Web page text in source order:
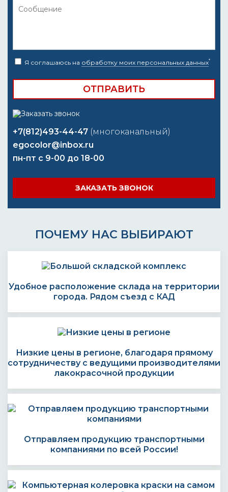
Я соглашаюсь на обработку моих персональных данных*
+7(812)493-44-47 (многоканальный)
egocolor@inbox.ru
пн-пт с 9-00 до 18-00
ЗАКАЗАТЬ ЗВОНОК
ПОЧЕМУ НАС ВЫБИРАЮТ
Удобное расположение склада на территории
города. Рядом съезд с КАД
Низкие цены в регионе, благодаря прямому
сотрудничеству с ведущими производителями
лакокрасочной продукции
Отправляем продукцию транспортными
компаниями по всей России!